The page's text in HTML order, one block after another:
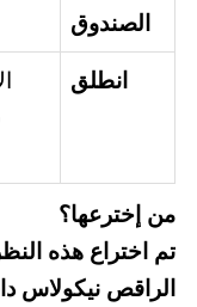
الصندوق
انطلق
من إخترعها؟
تم اختراع هذه
الراقص نيكولاس